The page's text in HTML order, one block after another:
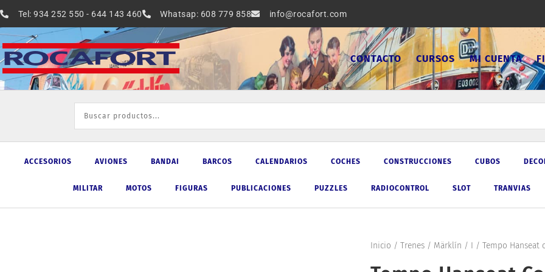
al
contenido
Tel: 934 252 550 - 644 143 460 Whatsap: 608 779 858 info@rocafort.com
CONTACTO CURSOS MI CUENTA
ACCESORIOS AVIONES BANDAI BARCOS CALENDARIOS COCHES CONSTRUCCIONES CUBOS
MILITAR MOTOS FIGURAS PUBLICACIONES PUZZLES RADIOCONTROL SLOT TRANVIAS
Inicio / Trenes/ Märklín / I / Tempo Hanseat